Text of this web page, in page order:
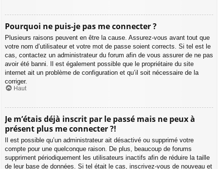
Pourquoi ne puis-je pas me connecter ?
Plusieurs raisons peuvent en être la cause. Assurez-vous avant tout que
votre nom d’utilisateur et votre mot de passe soient corrects. Si tel est le
cas, contactez un administrateur du forum afin de vous assurer de ne pas
avoir été banni. Il est également possible que le propriétaire du site
internet ait un problème de configuration et qu’il soit nécessaire de la
corriger.
Haut
Je m’étais déjà inscrit par le passé mais ne peux à
présent plus me connecter ?!
Il est possible qu’un administrateur ait désactivé ou supprimé votre
compte pour une quelconque raison. De plus, beaucoup de forums
suppriment périodiquement les utilisateurs inactifs afin de réduire la taille
de leur base de données. Si tel était le cas, inscrivez-vous de nouveau et